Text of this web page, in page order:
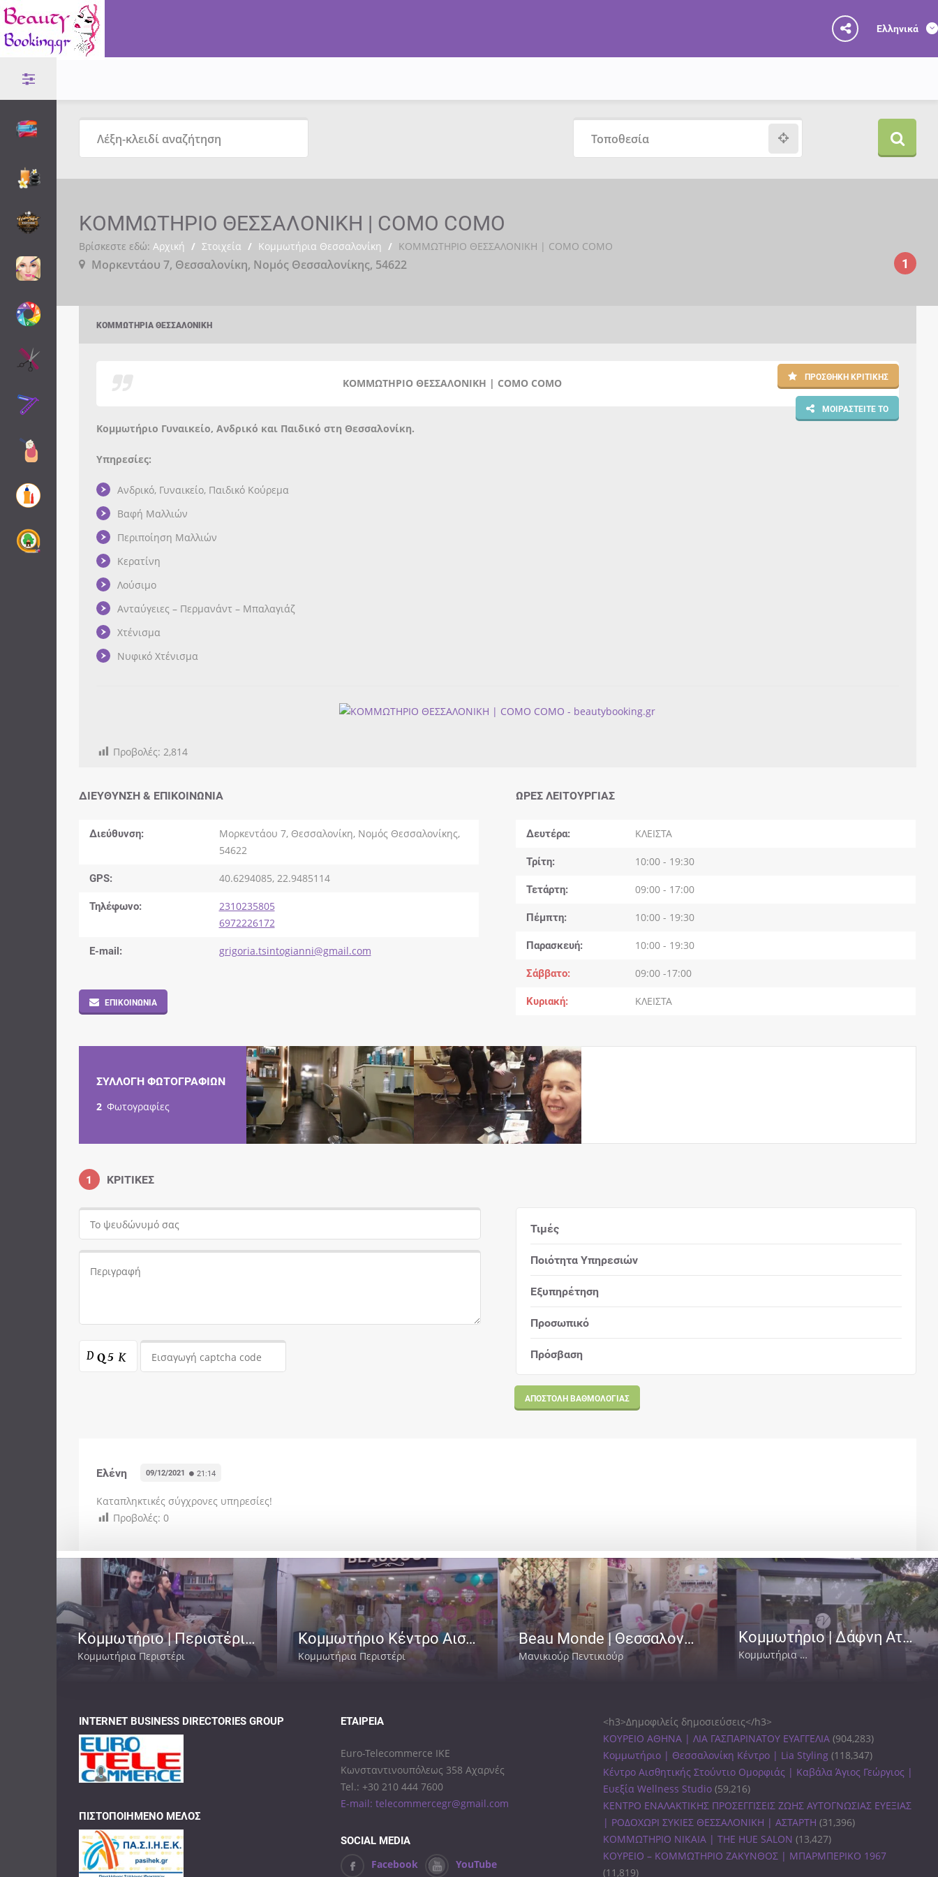
Ελληνικά
ΚΟΜΜΩΤΗΡΙΟ ΘΕΣΣΑΛΟΝΙΚΗ | COMO COMO
Βρίσκεστε εδώ: Αρχική / Στοιχεία / Κομμωτήρια Θεσσαλονίκη / ΚΟΜΜΩΤΗΡΙΟ ΘΕΣΣΑΛΟΝΙΚΗ | COMO COMO
Μορκεντάου 7, Θεσσαλονίκη, Νομός Θεσσαλονίκης, 54622 1
ΚΟΜΜΩΤΉΡΙΑ ΘΕΣΣΑΛΟΝΊΚΗ
ΠΡΟΣΘΉΚΗ ΚΡΙΤΙΚΉΣ
ΜΟΙΡΑΣΤΕΊΤΕ ΤΟ
ΚΟΜΜΩΤΗΡΙΟ ΘΕΣΣΑΛΟΝΙΚΗ | COMO COMO
Κομμωτήριο Γυναικείο, Ανδρικό και Παιδικό στη Θεσσαλονίκη.
Υπηρεσίες:
Ανδρικό, Γυναικείο, Παιδικό Κούρεμα
Βαφή Μαλλιών
Περιποίηση Μαλλιών
Κερατίνη
Λούσιμο
Ανταύγειες – Περμανάντ – Μπαλαγιάζ
Χτένισμα
Νυφικό Χτένισμα
Προβολές: 2,814
ΔΙΕΎΘΥΝΣΗ & ΕΠΙΚΟΙΝΩΝΊΑ
Διεύθυνση:
Μορκεντάου 7, Θεσσαλονίκη, Νομός Θεσσαλονίκης,
54622
GPS: 40.6294085, 22.9485114
Τηλέφωνο:
2310235805
6972226172
E-mail: grigoria.tsintogianni@gmail.com
ΕΠΙΚΟΙΝΩΝΊΑ
ΏΡΕΣ ΛΕΙΤΟΥΡΓΊΑΣ
Δευτέρα ΚΛΕΙΣΤΑ
Τρίτη 10:00 - 19:30
Τετάρτη 09:00 - 17:00
Πέμπτη 10:00 - 19:30
Παρασκευή 10:00 - 19:30
Σάββατο 09:00 -17:00
Κυριακή ΚΛΕΙΣΤΑ
ΣΥΛΛΟΓΉ ΦΩΤΟΓΡΑΦΙΏΝ
2 Φωτογραφίες
1 ΚΡΙΤΙΚΈΣ
Τιμές
Ποιότητα Υπηρεσιών
Εξυπηρέτηση
Προσωπικό
Πρόσβαση
ΑΠΟΣΤΟΛΉ ΒΑΘΜΟΛΟΓΊΑΣ
Ελένη 09/12/2021 21:14
Καταπληκτικές σύγχρονες υπηρεσίες!
Προβολές: 0
Κομμωτήριο | Περιστέρι Αττική | Andrew
Κομμωτήρια Περιστέρι
Κομμωτήριο Κέντρο Αισθητικής | Περιστέρι Αττική | Beaucoup Beaute
Κομμωτήρια Περιστέρι
Beau Monde | Θεσσαλονίκη
Μανικιούρ Πεντικιούρ
Κομμωτήριο | Δάφνη Αττική | Βουτσίδης Φώτης
Κομμωτήρια Κομμωτήρια Δάφνη
INTERNET BUSINESS DIRECTORIES GROUP
ΠΙΣΤΟΠΟΙΗΜΈΝΟ ΜΈΛΟΣ
ΕΤΑΙΡΕΊΑ
Euro-Telecommerce IKE
Κωνσταντινουπόλεως 358 Αχαρνές
Tel.: +30 210 444 7600
E-mail: telecommercegr@gmail.com
SOCIAL MEDIA
Facebook YouTube
<h3>Δημοφιλείς δημοσιεύσεις</h3>
ΚΟΥΡΕΙΟ ΑΘΗΝΑ | ΛΙΑ ΓΑΣΠΑΡΙΝΑΤΟΥ ΕΥΑΓΓΕΛΙΑ (904,283)
Κομμωτήριο | Θεσσαλονίκη Κέντρο | Lia Styling (118,347)
Κέντρο Αισθητικής Στούντιο Ομορφιάς | Καβάλα Άγιος Γεώργιος |
Ευεξία Wellness Studio (59,216)
ΚΕΝΤΡΟ ΕΝΑΛΑΚΤΙΚΗΣ ΠΡΟΣΕΓΓΙΣΕΙΣ ΖΩΗΣ ΑΥΤΟΓΝΩΣΙΑΣ ΕΥΕΞΙΑΣ
| ΡΟΔΟΧΩΡΙ ΣΥΚΙΕΣ ΘΕΣΣΑΛΟΝΙΚΗ | ΑΣΤΑΡΤΗ (31,396)
ΚΟΜΜΩΤΗΡΙΟ ΝΙΚΑΙΑ | THE HUE SALON (13,427)
ΚΟΥΡΕΙΟ – ΚΟΜΜΩΤΗΡΙΟ ΖΑΚΥΝΘΟΣ | ΜΠΑΡΜΠΕΡΙΚΟ 1967
(11,819)